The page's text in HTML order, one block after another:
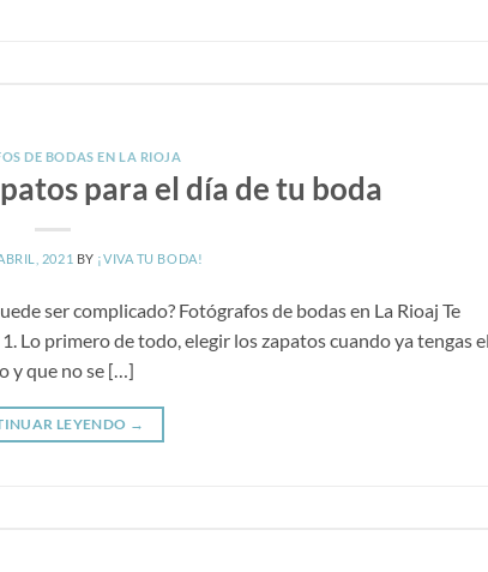
DE BODAS EN LA RIOJA
para el día de tu boda
2021 BY ¡VIVA TU BODA!
ser complicado? Fotógrafos de bodas en La Rioaj Te
Lo primero de todo, elegir los zapatos cuando ya tengas
y que no se […]
LEYENDO →